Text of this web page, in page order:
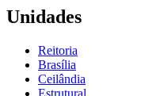
Unidades
Reitoria
Brasília
Ceilândia
Estrutural